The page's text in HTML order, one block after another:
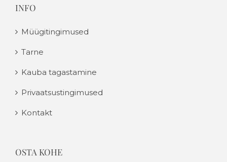
INFO
Müügitingimused
Tarne
Kauba tagastamine
Privaatsustingimused
Kontakt
OSTA KOHE